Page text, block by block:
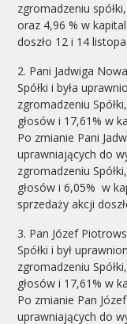
zgromadzeniu
oraz 4,96 % w
doszło 12 i 14
2. Pani Jadwiga
Spółki i była
zgromadzeniu
głosów i 17,61% w
Po zmianie Pani
uprawniających do
zgromadzeniu
głosów i 6,05% w
sprzedaży akcji
3. Pan Józef
Spółki i był
zgromadzeniu
głosów i 17,61% w
Po zmianie Pan
uprawniających do